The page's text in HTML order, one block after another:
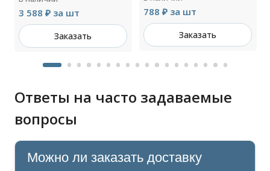
3 588 ₽ за шт
Заказать
788 ₽ за шт
Заказать
Ответы на часто задаваемые
вопросы
Можно ли заказать доставку